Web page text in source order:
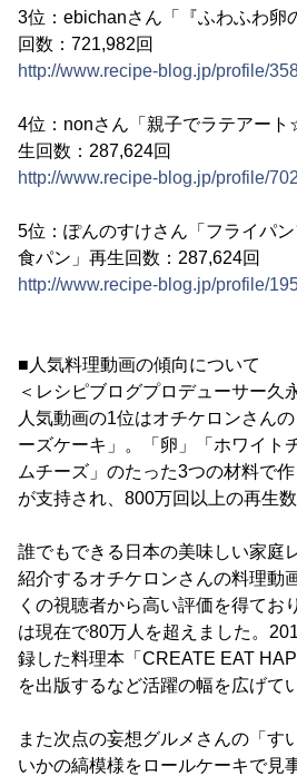
3位：ebichanさん「『ふわふわ卵
回数：721,982回
http://www.recipe-blog.jp/profile/
4位：nonさん「親子でラテアー
生回数：287,624回
http://www.recipe-blog.jp/profile/
5位：ぽんのすけさん「フライパ
食パン」再生回数：287,624回
http://www.recipe-blog.jp/profile/
■人気料理動画の傾向について
＜レシピブログプロデューサー久
人気動画の1位はオチケロンさん
ーズケーキ」。「卵」「ホワイト
ムチーズ」のたった3つの材料で
が支持され、800万回以上の再生数
誰でもできる日本の美味しい家庭
紹介するオチケロンさんの料理動
くの視聴者から高い評価を得てお
は現在で80万人を超えました。
録した料理本「CREATE EAT
を出版するなど活躍の幅を広げて
また次点の妄想グルメさんの「す
いかの縞模様をロールケーキで見